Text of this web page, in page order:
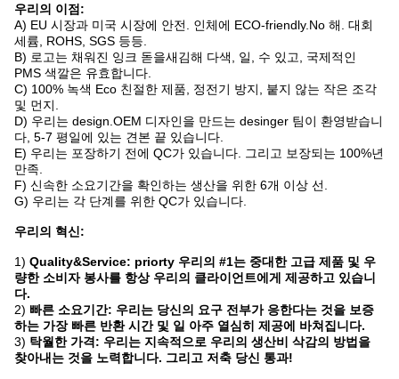
우리의 이점:
A) EU 시장과 미국 시장에 안전. 인체에 ECO-friendly.No 해. 대회
세륨, ROHS, SGS 등등.
B) 로고는 채워진 잉크 돋을새김해 다색, 일, 수 있고, 국제적인
PMS 색깔은 유효합니다.
C) 100% 녹색 Eco 친절한 제품, 정전기 방지, 붙지 않는 작은 조각
및 먼지.
D) 우리는 design.OEM 디자인을 만드는 desinger 팀이 환영받습니
다, 5-7 평일에 있는 견본 끝 있습니다.
E) 우리는 포장하기 전에 QC가 있습니다. 그리고 보장되는 100%년
만족.
F) 신속한 소요기간을 확인하는 생산을 위한 6개 이상 선.
G) 우리는 각 단계를 위한 QC가 있습니다.
우리의 혁신:
1) Quality&Service: priorty 우리의 #1는 중대한 고급 제품 및 우
량한 소비자 봉사를 항상 우리의 클라이언트에게 제공하고 있습니
다.
2) 빠른 소요기간: 우리는 당신의 요구 전부가 응한다는 것을 보증
하는 가장 빠른 반환 시간 및 일 아주 열심히 제공에 바쳐집니다.
3) 탁월한 가격: 우리는 지속적으로 우리의 생산비 삭감의 방법을
찾아내는 것을 노력합니다. 그리고 저축 당신 통과!